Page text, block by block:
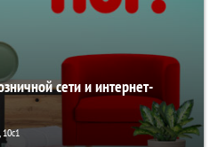
сети и интернет-